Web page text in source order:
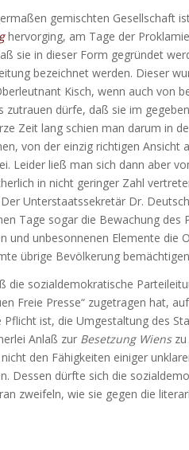
gemischten Gesellschaft ist
hervorging, am Tage der
sie in dieser Form gegründet
bezeichnet werden. Dieser
Kisch, wenn auch von
zutrauen dürfe, daß sie im
Zeit lang schien man darum in
von der einzig richtigen
Leider ließ man sich dann aber
in nicht geringer Zahl
Unterstaatssekretär Dr.
Tage sogar die Bewachung
und unbesonnenen Elemente die
übrige Bevölkerung
sozialdemokratische
Freie Presse“ zugetragen hat,
ist, die Umgestaltung des
Anlaß zur Besetzung Wienszu
den Fähigkeiten einiger
Dessen dürfte sich die
zweifeln, wie sie gegen die